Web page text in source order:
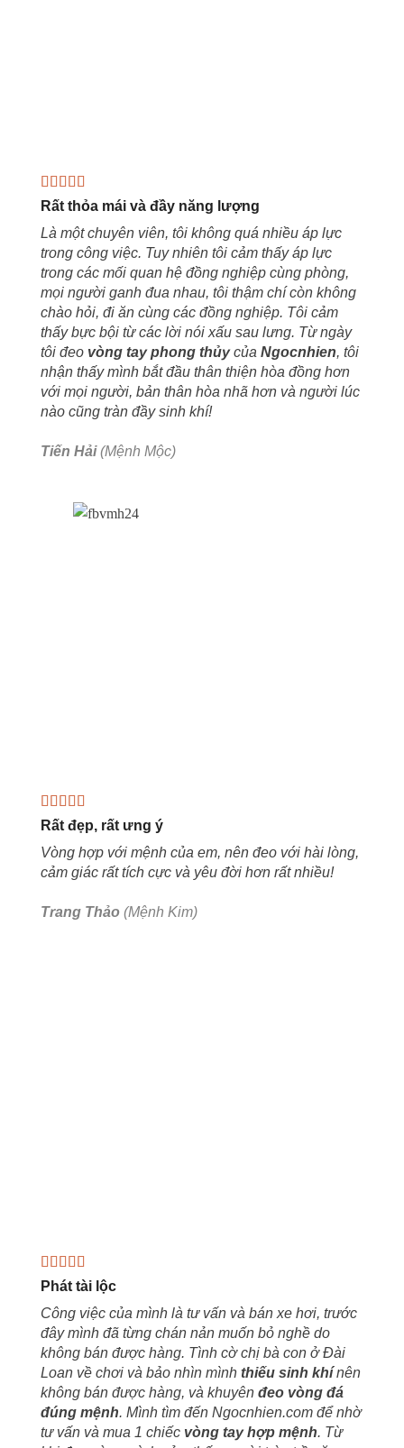
Rất thỏa mái và đầy năng lượng
Là một chuyên viên, tôi không quá nhiều áp lực
trong công việc. Tuy nhiên tôi cảm thấy áp lực
trong các mối quan hệ đồng nghiệp cùng phòng,
mọi người ganh đua nhau, tôi thậm chí còn không
chào hỏi, đi ăn cùng các đồng nghiệp. Tôi cảm
thấy bực bội từ các lời nói xấu sau lưng. Từ ngày
tôi đeo vòng tay phong thủycủa Ngocnhien, tôi
nhận thấy mình bắt đầu thân thiện hòa đồng hơn
với mọi người, bản thân hòa nhã hơn và người lúc
nào cũng tràn đầy sinh khí!
Tiến Hải(Mệnh Mộc)
Rất đẹp, rất ưng ý
Vòng hợp với mệnh của em, nên đeo với hài lòng,
cảm giác rất tích cực và yêu đời hơn rất nhiều!
Trang Thảo (Mệnh Kim)
Phát tài lộc
Công việc của mình là tư vấn và bán xe hơi, trước
đây mình đã từng chán nản muốn bỏ nghề do
không bán được hàng. Tình cờ chị bà con ở Đài
Loan về chơi và bảo nhìn mình thiếu sinh khínên
không bán được hàng, và khuyên đeo vòng đá
đúng mệnh. Mình tìm đến Ngocnhien.com để nhờ
tư vấn và mua 1 chiếc vòng tay hợp mệnh. Từ